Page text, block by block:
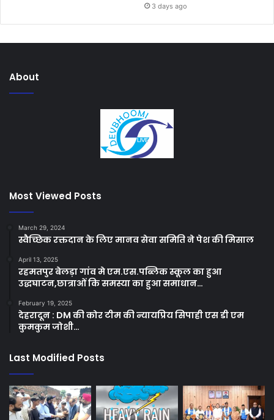
3 days ago
About
Most Viewed Posts
March 29, 2024
स्वैच्छिक रक्तदान के लिए मानव सेवा समिति ने पेश की मिसाल
April 13, 2025
रहमतपुर बेलड़ा गांव मे एम.एस.पब्लिक स्कूल का हुआ
उद्धघाटन,छात्राओं कि समस्या का हुआ समाधान…
February 19, 2025
देहरादून : DM की कोर टीम की न्यायप्रिय सिपाही एस डी एम
कुमकुम जोशी…
Last Modified Posts